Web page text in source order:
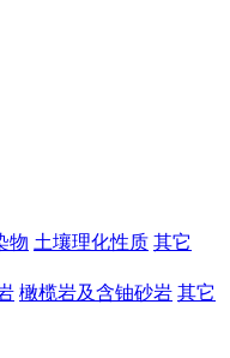
物 土壤理化性质 其它
橄榄岩及含铀砂岩 其它